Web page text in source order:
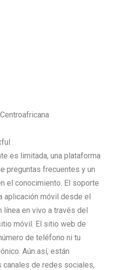
es limitada, una plataforma
preguntas frecuentes y un
el conocimiento. El soporte
aplicación móvil desde el
línea en vivo a través del
móvil. El sitio web de
de teléfono ni tu
Aún así, están
de redes sociales,